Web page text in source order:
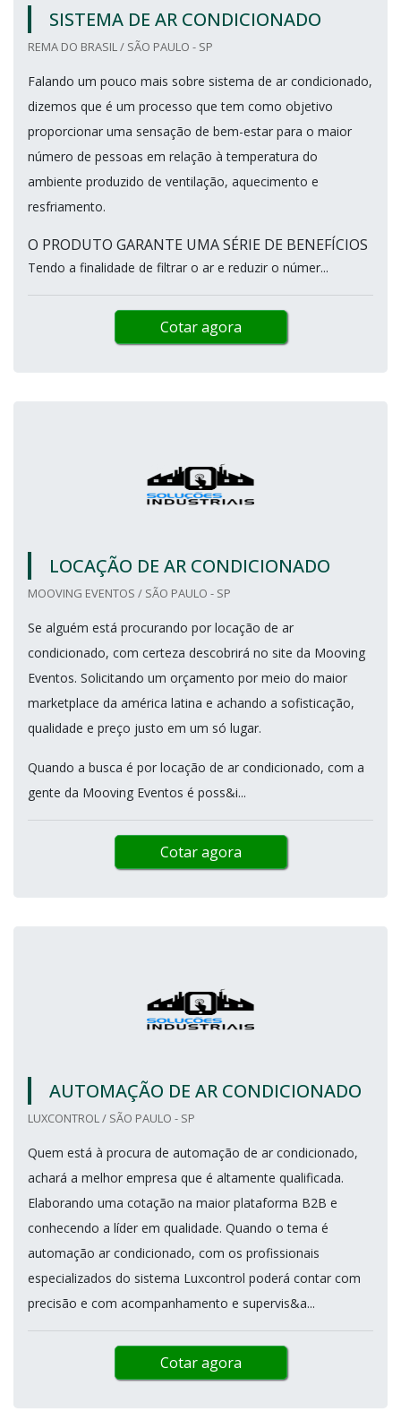
SISTEMA DE AR CONDICIONADO
REMA DO BRASIL / SÃO PAULO - SP
Falando um pouco mais sobre sistema de ar condicionado,
dizemos que é um processo que tem como objetivo
proporcionar uma sensação de bem-estar para o maior
número de pessoas em relação à temperatura do
ambiente produzido de ventilação, aquecimento e
resfriamento.
O PRODUTO GARANTE UMA SÉRIE DE BENEFÍCIOS
Tendo a finalidade de filtrar o ar e reduzir o númer...
Cotar agora
LOCAÇÃO DE AR CONDICIONADO
MOOVING EVENTOS / SÃO PAULO - SP
Se alguém está procurando por locação de ar
condicionado, com certeza descobrirá no site da Mooving
Eventos. Solicitando um orçamento por meio do maior
marketplace da américa latina e achando a sofisticação,
qualidade e preço justo em um só lugar.
Quando a busca é por locação de ar condicionado, com a
gente da Mooving Eventos é poss&i...
Cotar agora
AUTOMAÇÃO DE AR CONDICIONADO
LUXCONTROL / SÃO PAULO - SP
Quem está à procura de automação de ar condicionado,
achará a melhor empresa que é altamente qualificada.
Elaborando uma cotação na maior plataforma B2B e
conhecendo a líder em qualidade. Quando o tema é
automação ar condicionado, com os profissionais
especializados do sistema Luxcontrol poderá contar com
precisão e com acompanhamento e supervis&a...
Cotar agora